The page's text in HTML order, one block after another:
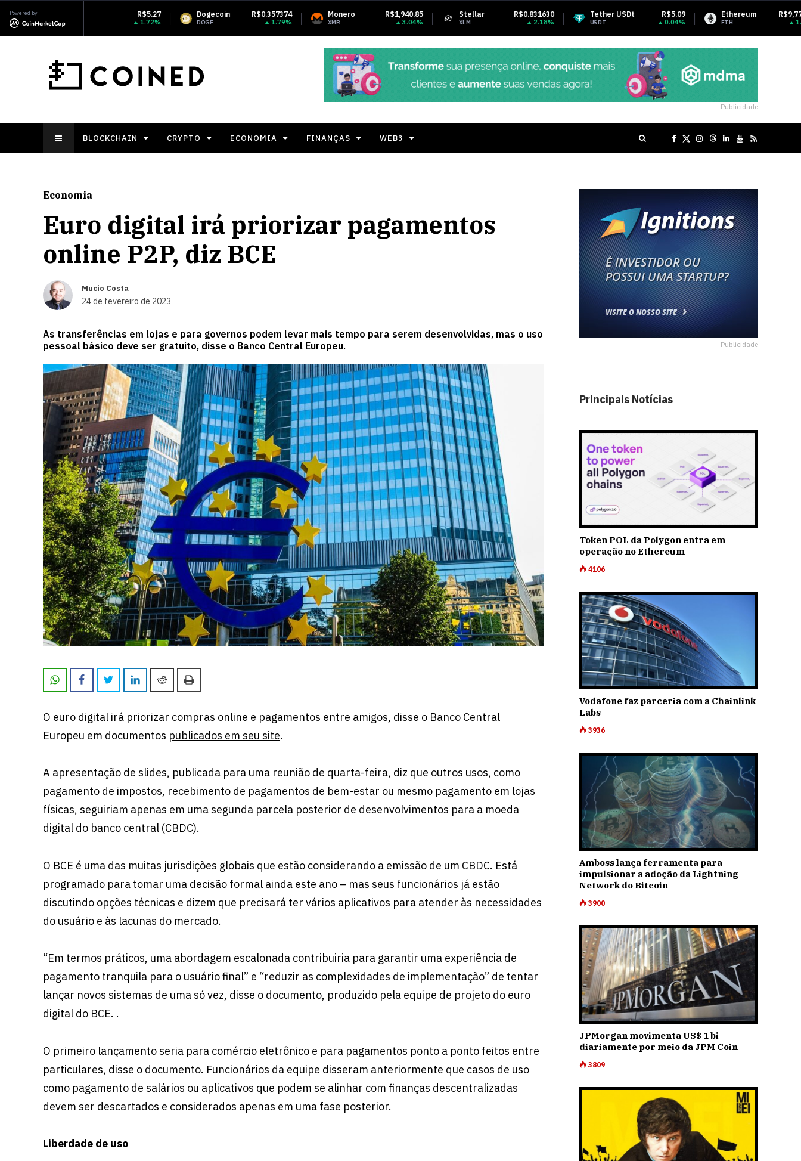
Powered by Dogecoin R$0.357374
DOGE 1.79%
Monero R$1,940.85
XMR 3.04%
Stellar R$0.831630
XLM 2.18%
Tether USDt R$5.09
USDT 0.04%
Ethereum R$9,770.22
ETH 1.18%
BNB
BNB
Publicidade
BLOCKCHAIN CRYPTO ECONOMIA FINANÇAS WEB3
Economia
Euro digital irá priorizar pagamentos
online P2P, diz BCE
Mucio Costa
24 de fevereiro de 2023
As transferências em lojas e para governos podem levar mais tempo para serem desenvolvidas, mas o uso
pessoal básico deve ser gratuito, disse o Banco Central Europeu.
O euro digital irá priorizar compras online e pagamentos entre amigos, disse o Banco Central
Europeu em documentos publicados em seu site.
A apresentação de slides, publicada para uma reunião de quarta-feira, diz que outros usos, como
pagamento de impostos, recebimento de pagamentos de bem-estar ou mesmo pagamento em lojas
físicas, seguiriam apenas em uma segunda parcela posterior de desenvolvimentos para a moeda
digital do banco central (CBDC).
O BCE é uma das muitas jurisdições globais que estão considerando a emissão de um CBDC. Está
programado para tomar uma decisão formal ainda este ano – mas seus funcionários já estão
discutindo opções técnicas e dizem que precisará ter vários aplicativos para atender às necessidades
do usuário e às lacunas do mercado.
“Em termos práticos, uma abordagem escalonada contribuiria para garantir uma experiência de
pagamento tranquila para o usuário final” e “reduzir as complexidades de implementação” de tentar
lançar novos sistemas de uma só vez, disse o documento, produzido pela equipe de projeto do euro
digital do BCE. .
O primeiro lançamento seria para comércio eletrônico e para pagamentos ponto a ponto feitos entre
particulares, disse o documento. Funcionários da equipe disseram anteriormente que casos de uso
como pagamento de salários ou aplicativos que podem se alinhar com finanças descentralizadas
devem ser descartados e considerados apenas em uma fase posterior.
Liberdade de uso
Publicidade
Principais Notícias
Token POL da Polygon entra em
operação no Ethereum
4106
Vodafone faz parceria com a Chainlink
Labs
3936
Amboss lança ferramenta para
impulsionar a adoção da Lightning
Network do Bitcoin
3900
JPMorgan movimenta US$ 1 bi
diariamente por meio da JPM Coin
3809